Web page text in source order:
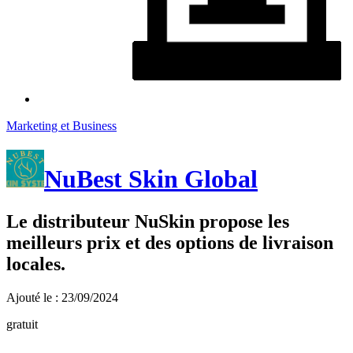
Marketing et Business
NuBest Skin Global
Le distributeur NuSkin propose les
meilleurs prix et des options de livraison
locales.
Ajouté le : 23/09/2024
gratuit